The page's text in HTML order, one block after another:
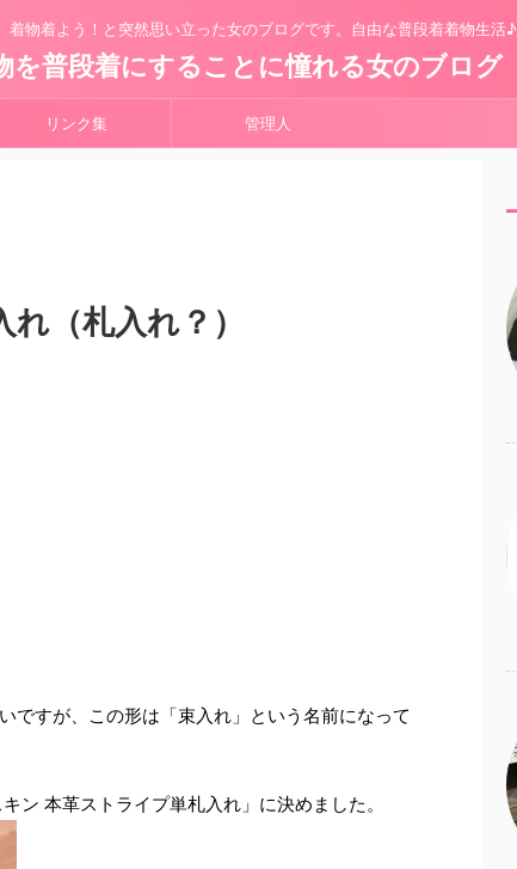
着物着よう！と突然思い立った女のブログです。自由な普段着着物生活♪
を普段着にすることに憧れる女のブログ
リンク集 管理人
（札入れ？）
ですが、この形は「束入れ」という名前になって
ン 本革ストライプ単札入れ」に決めました。